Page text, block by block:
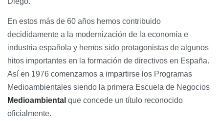
En estos más de 60 años hemos contribuido
decididamente a la modernización de la economía e
industria española y hemos sido protagonistas de algunos
hitos importantes en la formación de directivos en España.
Así en 1976 comenzamos a impartirse los Programas
Medioambientales siendo la primera Escuela de Negocios
Medioambiental que concede un título reconocido
oficialmente.